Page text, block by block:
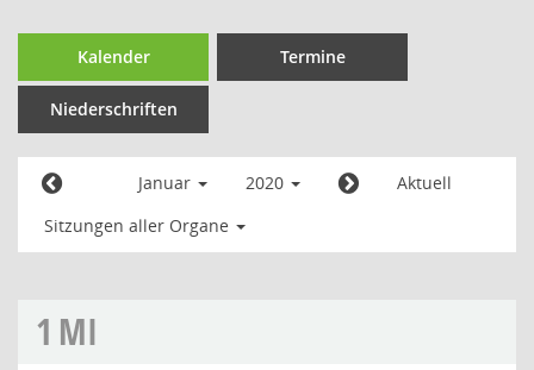
Kalender Termine
Niederschriften
Januar 2020
Aktuell
Sitzungen aller Organe
1 MI